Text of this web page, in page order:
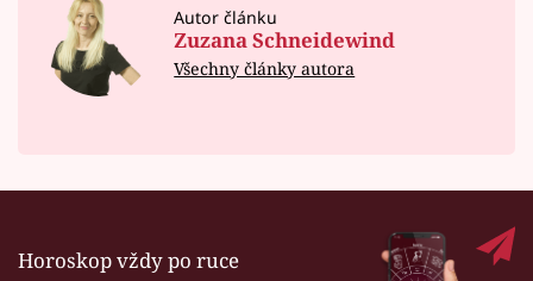
Autor článku
Zuzana Schneidewind
Všechny články autora
Horoskop vždy po ruce